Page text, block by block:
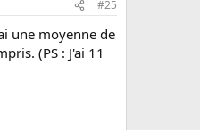
#25
une moyenne de
(PS : J'ai 11